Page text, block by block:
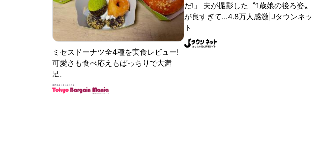
ミセスドーナツ全4種を実食レビュー!
可愛さも食べ応えもばっちりで大満
足。
だ!」 夫が撮影した〝1歳娘の後ろ姿〟
が良すぎて...4.8万人感激|Jタウンネッ
ト